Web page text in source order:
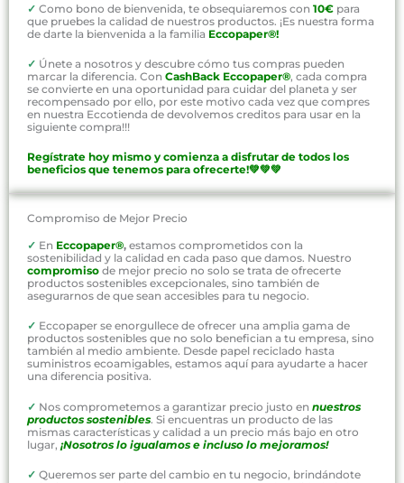
✓ Como bono de bienvenida, te obsequiaremos con 10€ para
que pruebes la calidad de nuestros productos. ¡Es nuestra forma
de darte la bienvenida a la familia Eccopaper®!
✓ Únete a nosotros y descubre cómo tus compras pueden
marcar la diferencia. Con CashBack Eccopaper®, cada compra
se convierte en una oportunidad para cuidar del planeta y ser
recompensado por ello, por este motivo cada vez que compres
en nuestra Eccotienda de devolvemos creditos para usar en la
siguiente compra!!!
Regístrate hoy mismo y comienza a disfrutar de todos los
beneficios que tenemos para ofrecerte!💚💚💚
Compromiso de Mejor Precio
✓ En Eccopaper®, estamos comprometidos con la
sostenibilidad y la calidad en cada paso que damos. Nuestro
compromiso de mejor precio no solo se trata de ofrecerte
productos sostenibles excepcionales, sino también de
asegurarnos de que sean accesibles para tu negocio.
✓ Eccopaper se enorgullece de ofrecer una amplia gama de
productos sostenibles que no solo benefician a tu empresa, sino
también al medio ambiente. Desde papel reciclado hasta
suministros ecoamigables, estamos aquí para ayudarte a hacer
una diferencia positiva.
✓ Nos comprometemos a garantizar precio justo en nuestros
productos sostenibles. Si encuentras un producto de las
mismas características y calidad a un precio más bajo en otro
lugar, ¡Nosotros lo igualamos e incluso lo mejoramos!
✓ Queremos ser parte del cambio en tu negocio, brindándote